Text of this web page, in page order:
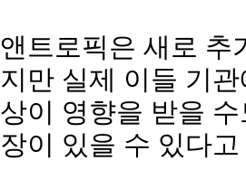
앤트로픽은 새로 추
지만 실제 이들 기
상이 영향을 받을
장이 있을 수 있다